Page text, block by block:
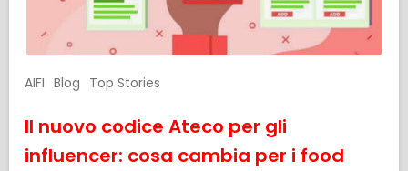
AIFI Blog Top Stories
Il nuovo codice Ateco per gli
influencer: cosa cambia per i food